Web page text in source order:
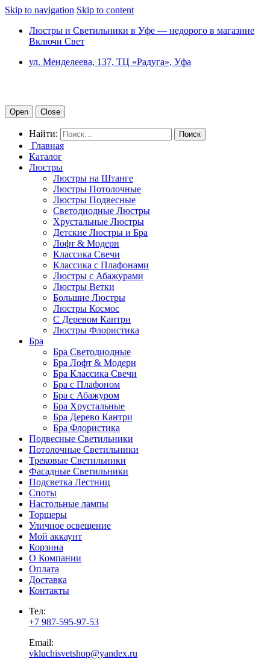
Skip to navigation Skip to content
Люстры и Светильники в Уфе — недорого в магазине
Включи Свет
ул. Менделеева, 137, ТЦ «Радуга», Уфа
Open Close
Найти:
Главная
Каталог
Люстры
Люстры на Штанге
Люстры Потолочные
Люстры Подвесные
Светодиодные Люстры
Хрустальные Люстры
Детские Люстры и Бра
Лофт & Модерн
Классика Свечи
Классика с Плафонами
Люстры с Абажурами
Люстры Ветки
Большие Люстры
Люстры Космос
С Деревом Кантри
Люстры Флористика
Бра
Бра Светодиодные
Бра Лофт & Модерн
Бра Классика Свечи
Бра с Плафоном
Бра с Абажуром
Бра Хрустальные
Бра Дерево Кантри
Бра Флористика
Подвесные Светильники
Потолочные Светильники
Трековые Светильники
Фасадные Светильники
Подсветка Лестниц
Споты
Настольные лампы
Торшеры
Уличное освещение
Мой аккаунт
Корзина
О Компании
Оплата
Доставка
Контакты
Тел:
+7 987-595-97-53
Email:
vkluchisvetshop@yandex.ru